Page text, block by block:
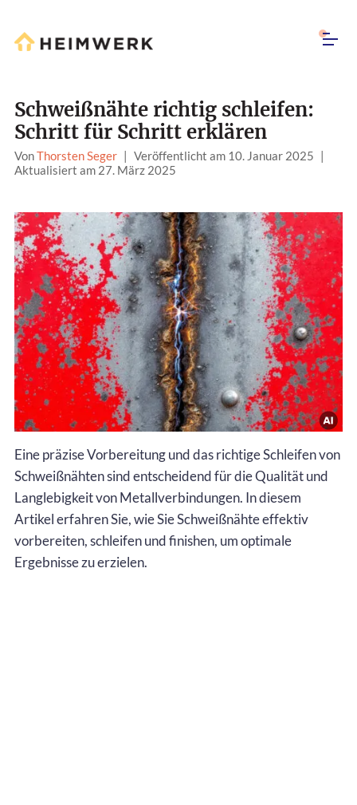
Schweißnähte richtig schleifen:
Schritt für Schritt erklären
VonThorsten Seger | Veröffentlicht am 10. Januar 2025 |
Aktualisiert am 27. März 2025
Eine präzise Vorbereitung und das richtige Schleifen von
Schweißnähten sind entscheidend für die Qualität und
Langlebigkeit von Metallverbindungen. In diesem
Artikel erfahren Sie, wie Sie Schweißnähte effektiv
vorbereiten, schleifen und finishen, um optimale
Ergebnisse zu erzielen.